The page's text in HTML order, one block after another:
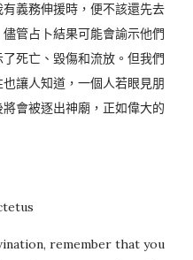
義務伸援時，便不該還先去
管占卜結果可能會諭示他們
死亡、毀傷和流放。但我們
讓人知道，一個人若眼見朋
會被逐出神廟，正如偉大的
remember that you